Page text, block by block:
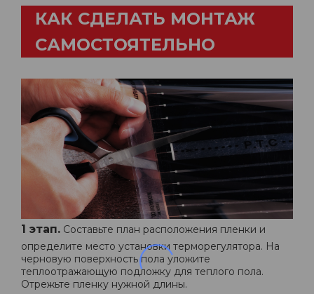
КАК СДЕЛАТЬ МОНТАЖ
САМОСТОЯТЕЛЬНО
1 этап. Составьте план расположения пленки и
определите место установки терморегулятора. На
черновую поверхность пола уложите
теплоотражающую подложку для теплого пола.
Отрежьте пленку нужной длины.